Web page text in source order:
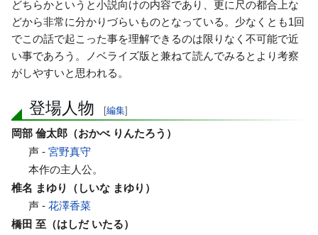
どちらかというと小説向けの内容であり、更に尺の都合上な
どから非常に分かりづらいものとなっている。少なくとも1回
でこの話で起こった事を理解できるのは限りなく不可能で近
い事であろう。ノベライズ版と兼ねて読んでみるとより考察
がしやすいと思われる。
登場人物 [編集]
岡部 倫太郎（おかべ りんたろう）
声 -宮野真守
本作の主人公。
椎名 まゆり（しいな まゆり）
声 -花澤香菜
橋田 至（はしだ いたる）